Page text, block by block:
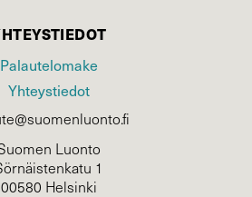
Palautelomake
Yhteystiedot
Luonto
1
00580 Helsinki